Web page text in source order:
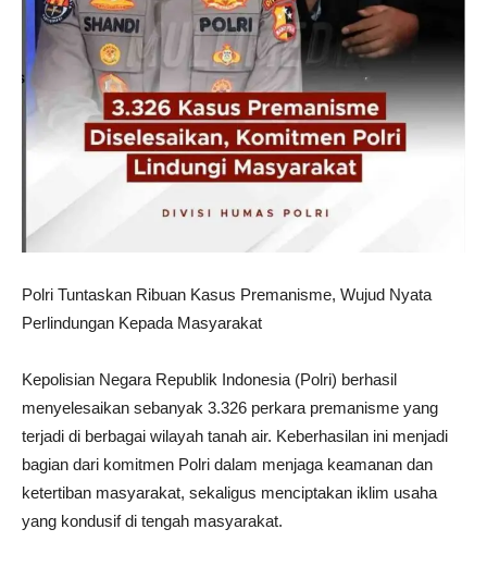
Polri Tuntaskan Ribuan Kasus Premanisme, Wujud Nyata
Perlindungan Kepada Masyarakat
Kepolisian Negara Republik Indonesia (Polri) berhasil
menyelesaikan sebanyak 3.326 perkara premanisme yang
terjadi di berbagai wilayah tanah air. Keberhasilan ini menjadi
bagian dari komitmen Polri dalam menjaga keamanan dan
ketertiban masyarakat, sekaligus menciptakan iklim usaha
yang kondusif di tengah masyarakat.